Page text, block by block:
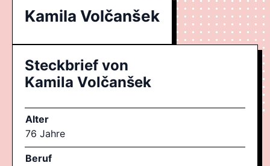
Kamila Volčanšek
Steckbrief von
Kamila Volčanšek
Alter
76 Jahre
Beruf